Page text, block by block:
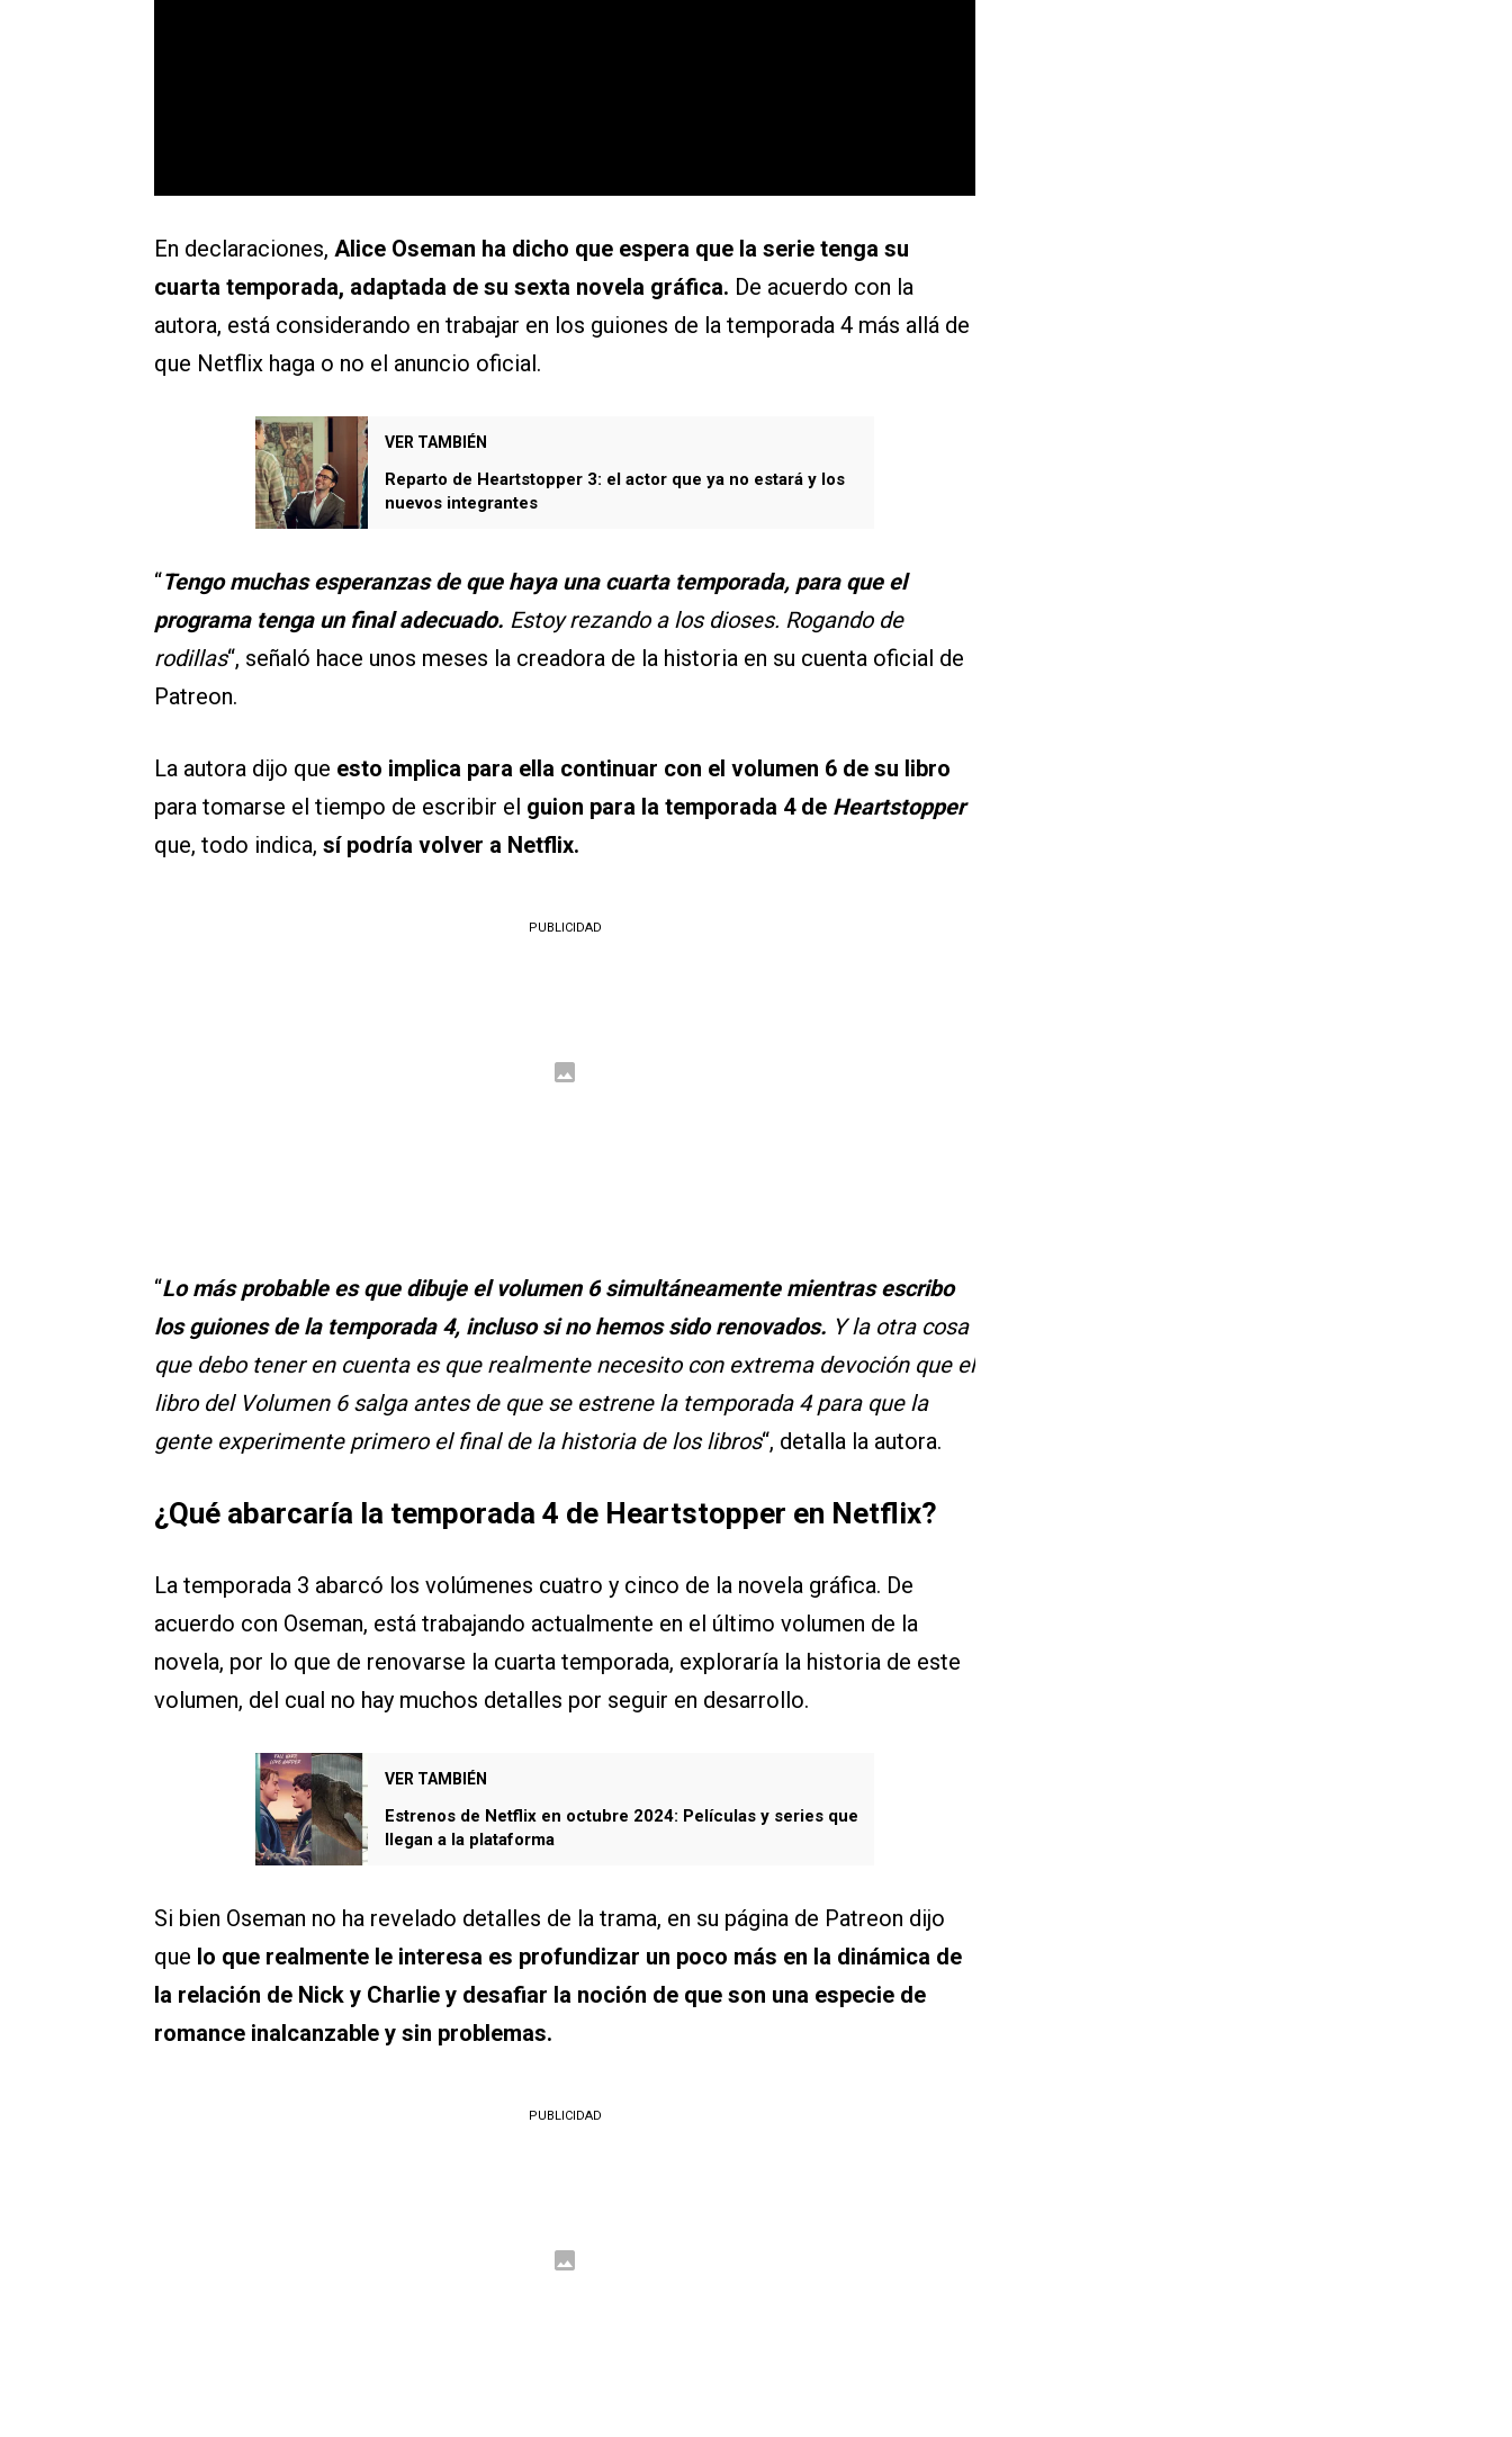
En declaraciones, Alice Oseman ha dicho que espera que la serie tenga su
cuarta temporada, adaptada de su sexta novela gráfica. De acuerdo con la
autora, está considerando en trabajar en los guiones de la temporada 4 más allá de
que Netflix haga o no el anuncio oficial.
VER TAMBIÉN
Reparto de Heartstopper 3: el actor que ya no estará y los
nuevos integrantes
“Tengo muchas esperanzas de que haya una cuarta temporada, para que el
programa tenga un final adecuado. Estoy rezando a los dioses. Rogando de
rodillas“, señaló hace unos meses la creadora de la historia en su cuenta oficial de
Patreon.
La autora dijo que esto implica para ella continuar con el volumen 6 de su libro
para tomarse el tiempo de escribir el guion para la temporada 4 de Heartstopper
que, todo indica, sí podría volver a Netflix.
PUBLICIDAD
“Lo más probable es que dibuje el volumen 6 simultáneamente mientras escribo
los guiones de la temporada 4, incluso si no hemos sido renovados. Y la otra cosa
que debo tener en cuenta es que realmente necesito con extrema devoción que el
libro del Volumen 6 salga antes de que se estrene la temporada 4 para que la
gente experimente primero el final de la historia de los libros“, detalla la autora.
¿Qué abarcaría la temporada 4 de Heartstopper en Netflix?
La temporada 3 abarcó los volúmenes cuatro y cinco de la novela gráfica. De
acuerdo con Oseman, está trabajando actualmente en el último volumen de la
novela, por lo que de renovarse la cuarta temporada, exploraría la historia de este
volumen, del cual no hay muchos detalles por seguir en desarrollo.
VER TAMBIÉN
Estrenos de Netflix en octubre 2024: Películas y series que
llegan a la plataforma
Si bien Oseman no ha revelado detalles de la trama, en su página de Patreon dijo
que lo que realmente le interesa es profundizar un poco más en la dinámica de
la relación de Nick y Charlie y desafiar la noción de que son una especie de
romance inalcanzable y sin problemas.
PUBLICIDAD